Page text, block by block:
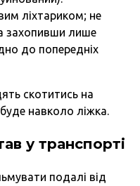
ліхтариком; не
захопивши лише
до попередніх
скотитись на
навколо ліжка.
у транспорті
подалі від